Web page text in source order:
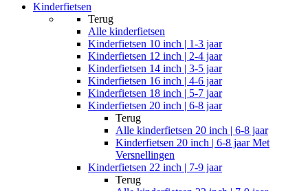
Kinderfietsen
Terug
Alle kinderfietsen
Kinderfietsen 10 inch | 1-3 jaar
Kinderfietsen 12 inch | 2-4 jaar
Kinderfietsen 14 inch | 3-5 jaar
Kinderfietsen 16 inch | 4-6 jaar
Kinderfietsen 18 inch | 5-7 jaar
Kinderfietsen 20 inch | 6-8 jaar
Terug
Alle kinderfietsen 20 inch | 6-8 jaar
Kinderfietsen 20 inch | 6-8 jaar Met
Versnellingen
Kinderfietsen 22 inch | 7-9 jaar
Terug